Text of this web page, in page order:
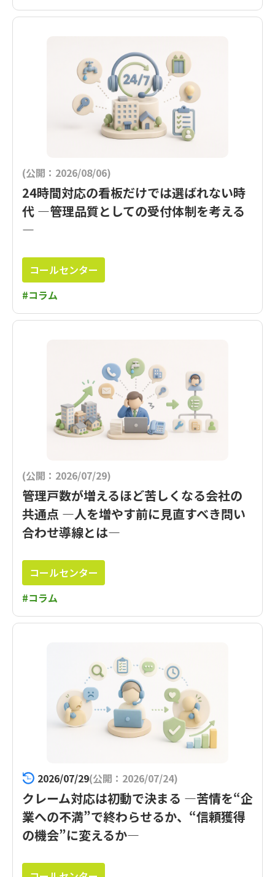
(公開：2026/08/06)
24時間対応の看板だけでは選ばれない時
代 ―管理品質としての受付体制を考える
―
コールセンター
#コラム
(公開：2026/07/29)
管理戸数が増えるほど苦しくなる会社の
共通点 ―人を増やす前に見直すべき問い
合わせ導線とは―
コールセンター
#コラム
2026/07/29(公開：2026/07/24)
クレーム対応は初動で決まる ―苦情を“企
業への不満”で終わらせるか、“信頼獲得
の機会”に変えるか―